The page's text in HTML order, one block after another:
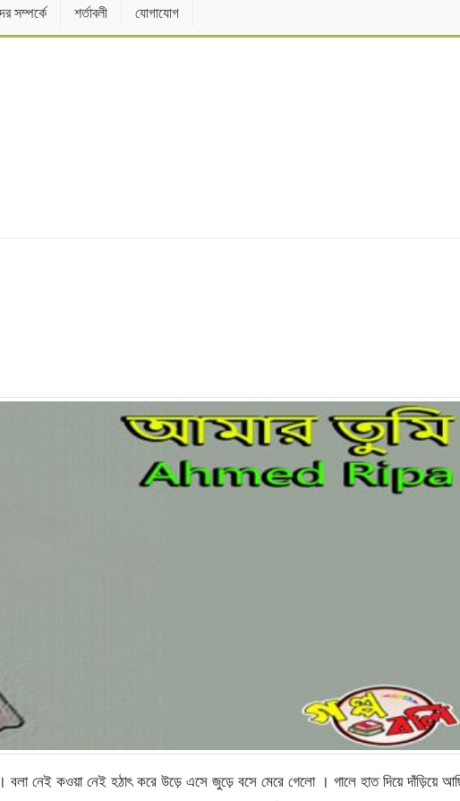
সম্পর্কে শর্তাবলী যোগাযোগ
বলা নেই কওয়া নেই হঠাৎ করে উড়ে এসে জুড়ে বসে মেরে গেলো । গালে হাত দিয়ে দাঁড়িয়ে